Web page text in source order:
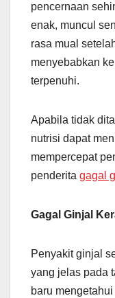
pencernaan
enak, muncul
rasa mual
menyebabkan
terpenuhi.
Apabila tidak
nutrisi dapat
mempercepat
penderita gagal
Gagal Ginjal
Penyakit ginjal
yang jelas pada
baru